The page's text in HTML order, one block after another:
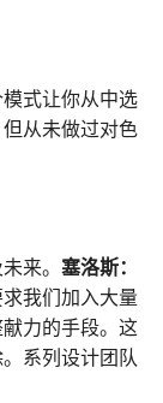
式让你从中选
从未做过对色
来。塞洛斯：
我们加入大量
力的手段。这
系列设计团队